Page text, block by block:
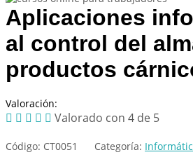
Aplicaciones
al control del
productos
Valoración:
     Valorado con 4 de 5
Código: CT0051 Categoría: